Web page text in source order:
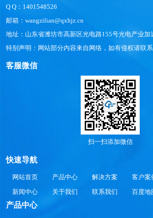
Q Q：1401548526
邮箱：wangzilian@qxhjz.cn
地址：山东省潍坊市高新区光电路155号光电产业加
特别声明：网站部分内容来自网络，如有侵权请联系
客服微信
扫一扫添加微信
快速导航
网站首页 产品中心 解决方案 客户案
新闻中心
关于我们 联系我们 百度地
产品中心